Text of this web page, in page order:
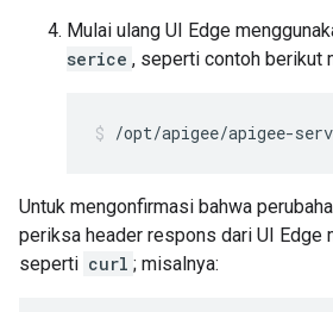
Mulai ulang UI Edge
serice , seperti contoh berikut
/opt/apigee/apigee-
Untuk mengonfirmasi bahwa
periksa header respons dari UI Edge
seperti curl ; misalnya: